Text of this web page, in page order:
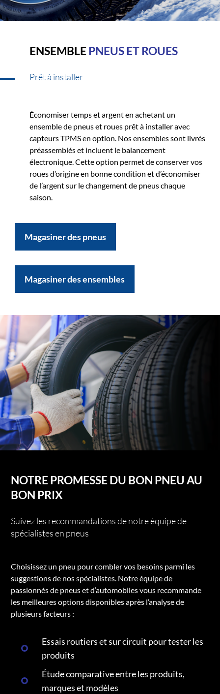
ENSEMBLEPNEUS ET ROUES
Prêt à installer
Économiser temps et argent en achetant un
ensemble de pneus et roues prêt à installer avec
capteurs TPMS en option. Nos ensembles sont livrés
préassemblés et incluent le balancement
électronique. Cette option permet de conserver vos
roues d’origine en bonne condition et d’économiser
de l’argent sur le changement de pneus chaque
saison.
Magasiner des pneus
Magasiner des ensembles
NOTRE PROMESSE DU BON PNEU AU
BON PRIX
Suivez les recommandations de notre équipe de
spécialistes en pneus
Choisissez un pneu pour combler vos besoins parmi les
suggestions de nos spécialistes. Notre équipe de
passionnés de pneus et d’automobiles vous recommande
les meilleures options disponibles après l’analyse de
plusieurs facteurs :
Essais routiers et sur circuit pour tester les
produits
Étude comparative entre les produits,
marques et modèles